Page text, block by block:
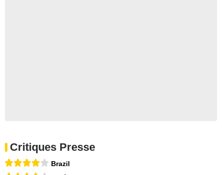
Critiques Presse
Brazil